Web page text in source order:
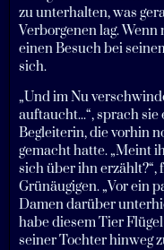
zu unterhalten, was
Verborgenen lag.
einen Besuch bei
sich.
„Und im Nu
auftaucht...“, sprach
Begleiterin, die vorhin
gemacht hatte. „Meint
sich über ihn erzählt?“,
Grünäugigen. „Vor ein
Damen darüber
habe diesem Tier
seiner Tochter hinweg